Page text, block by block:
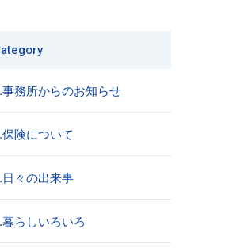
事務所からのお知らせ
険について
々の出来事
らしいろいろ